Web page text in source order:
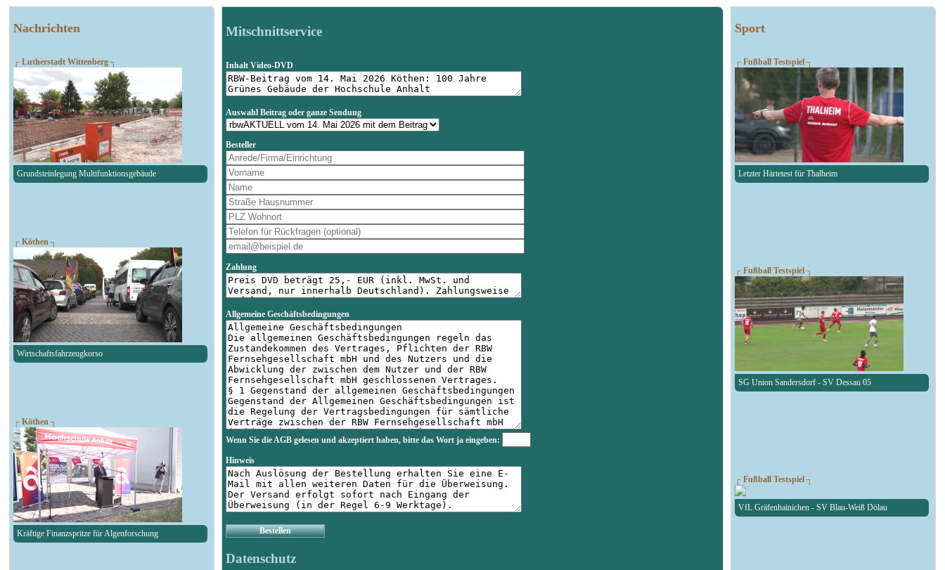
Nachrichten
┌ Lutherstadt Wittenberg ┐
Grundsteinlegung Multifunktionsgebäude
┌ Köthen ┐
Wirtschaftsfahrzeugkorso
┌ Köthen ┐
Kräftige Finanzspritze für Algenforschung
Mitschnittservice
Inhalt Video-DVD
Auswahl Beitrag oder ganze Sendung
Besteller
Zahlung
Allgemeine Geschäftsbedingungen
Wenn Sie die AGB gelesen und akzeptiert haben, bitte das Wortja eingeben:
Hinweis
Bestellen
Datenschutz
Sport
┌ Fußball Testspiel ┐
Letzter Härtetest für Thalheim
┌ Fußball Testspiel ┐
SG Union Sandersdorf - SV Dessau 05
┌ Fußball Testspiel ┐
VfL Gräfenhainichen - SV Blau-Weiß Dölau